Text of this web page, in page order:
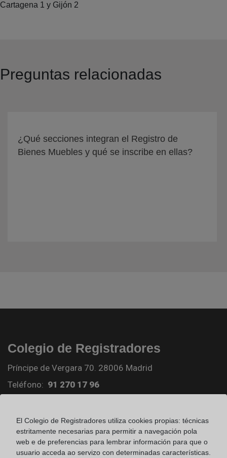
Cartagena 1 y Gijón 2
Preguntas relacionadas
¿Qué secciones integran el Registro de
Bienes Muebles y qué se inscribe en ellas?
Colegio de Registradores
Príncipe de Vergara 70. 28006 Madrid
Teléfono: 91 270 17 96
Email:contacto@registradores.org
Registro de entrada del Colegio de registradores
El Colegio de Registradores utiliza cookies propias: técnicas
estritamente necesarias para permitir a navegación pola
web e de preferencias para lembrar información para que o
usuario acceda ao servizo con determinadas características.